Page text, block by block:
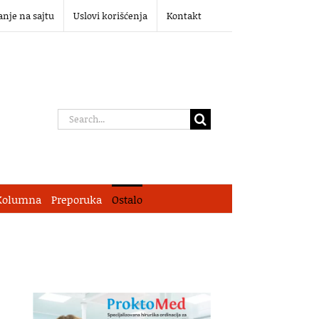
na sajtu Uslovi korišćenja Kontakt
Search
Preporuka Ostalo